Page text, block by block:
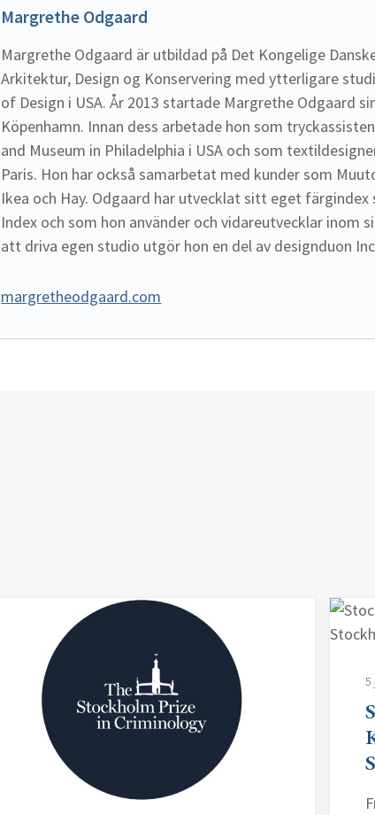
Margrethe Odgaard
Margrethe Odgaard är utbildad på Det Kongelige
Arkitektur, Design og Konservering med ytterligare
of Design i USA. År 2013 startade Margrethe Odgaard
Köpenhamn. Innan dess arbetade hon som
and Museum in Philadelphia i USA och som
Paris. Hon har också samarbetat med kunder som
Ikea och Hay. Odgaard har utvecklat sitt eget färgindex
Index och som hon använder och vidareutvecklar inom
att driva egen studio utgör hon en del av designduon
margretheodgaard.com
5